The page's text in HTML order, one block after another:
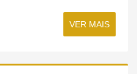
VER MAIS